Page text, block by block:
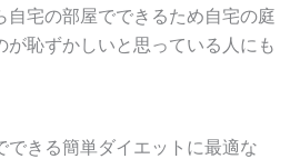
自宅の部屋でできるため自宅の庭
恥ずかしいと思っている人にも
できる簡単ダイエットに最適な